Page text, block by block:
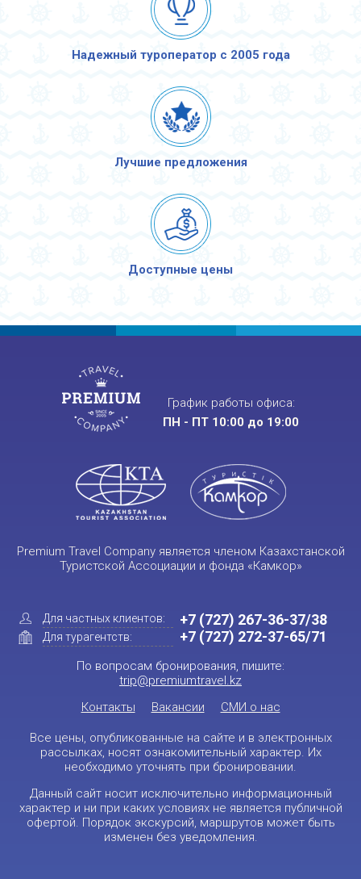
Надежный туроператор с 2005 года
Лучшие предложения
Доступные цены
График работы офиса:
ПН - ПТ 10:00 до 19:00
Premium Travel Company является членом Казахстанской
Туристской Ассоциации и фонда «Камкор»
Для частных клиентов:
Для турагентств:
+7 (727) 267-36-37/38
+7 (727) 272-37-65/71
По вопросам бронирования, пишите:
trip@premiumtravel.kz
Контакты
Вакансии СМИ о нас
Все цены, опубликованные на сайте и в электронных
рассылках, носят ознакомительный характер. Их
необходимо уточнять при бронировании.
Данный сайт носит исключительно информационный
характер и ни при каких условиях не является публичной
офертой. Порядок экскурсий, маршрутов может быть
изменен без уведомления.